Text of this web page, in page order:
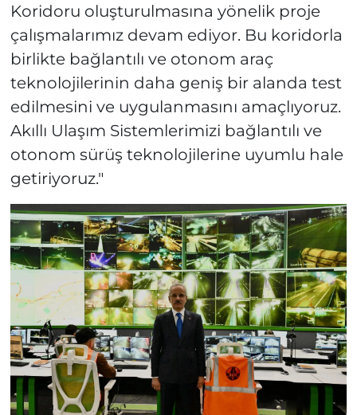
Koridoru oluşturulmasına yönelik proje
çalışmalarımız devam ediyor. Bu koridorla
birlikte bağlantılı ve otonom araç
teknolojilerinin daha geniş bir alanda test
edilmesini ve uygulanmasını amaçlıyoruz.
Akıllı Ulaşım Sistemlerimizi bağlantılı ve
otonom sürüş teknolojilerine uyumlu hale
getiriyoruz."